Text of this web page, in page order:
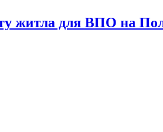
житла для ВПО на